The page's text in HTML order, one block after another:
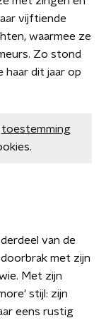
vijftiende
waarmee ze
Zo stond
haar dit jaar op
toestemming
van de
met zijn
Met zijn
stijl: zijn
eens rustig